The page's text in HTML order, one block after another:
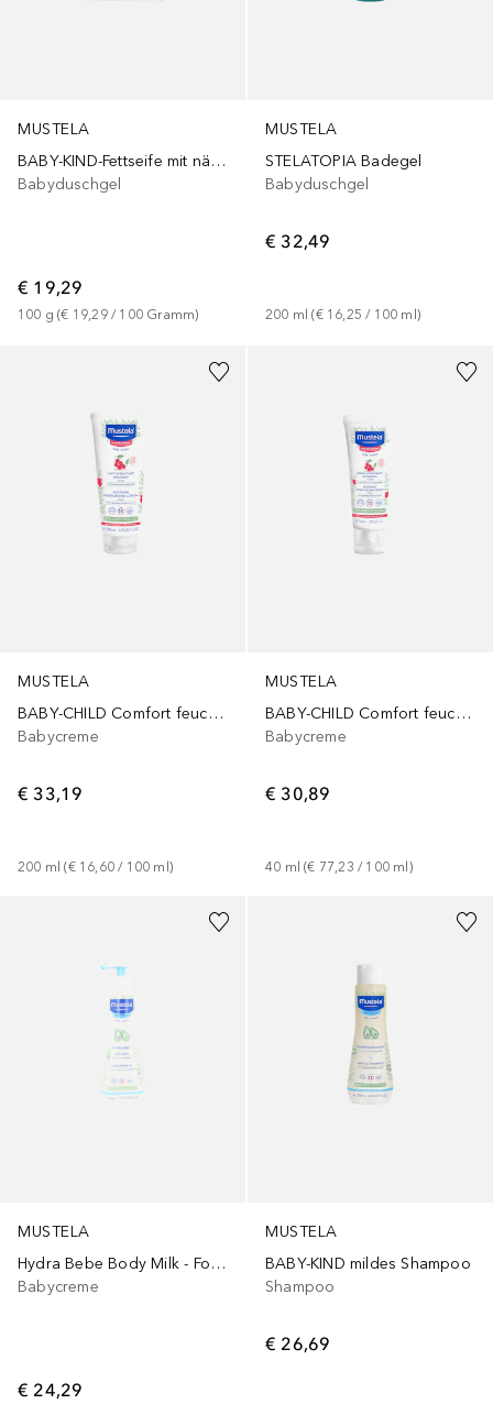
MUSTELA
BABY-KIND-Fettseife mit nährstoffschützender Cold Cream
Babyduschgel
€ 19,29
100 g (€ 19,29 / 100 Gramm)
MUSTELA
STELATOPIA Badegel
Babyduschgel
€ 32,49
200 ml (€ 16,25 / 100 ml )
MUSTELA
BABY-CHILD Comfort feuchtigkeitsspendende Körpermilch
Babycreme
€ 33,19
200 ml (€ 16,60 / 100 ml )
MUSTELA
BABY-CHILD Comfort feuchtigkeitsspendende Gesichtscreme
Babycreme
€ 30,89
40 ml (€ 77,23 / 100 ml )
MUSTELA
Hydra Bebe Body Milk - For Normal Skin
Babycreme
€ 24,29
MUSTELA
BABY-KIND mildes Shampoo
Shampoo
€ 26,69